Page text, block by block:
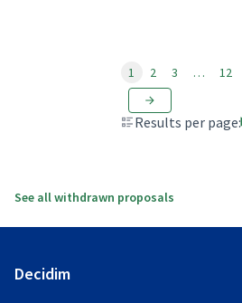
Results per page:
1 2 3 … 12
See all withdrawn proposals
Decidim